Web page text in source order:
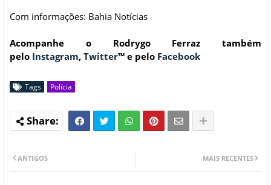
Com informações: Bahia Notícias
Acompanhe o Rodrygo Ferraz também
pelo Instagram, Twitter™ e pelo Facebook
Tags Polícia
MAIS RECENTES
ANTIGOS